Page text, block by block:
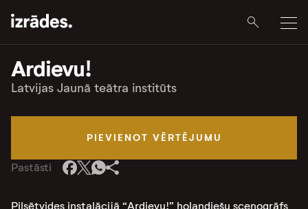
Ardievu!
Latvijas Jaunā teātra institūts
PIEVIENOT VĒRTĒJUMU
Pastāsti
Pilsētvides instalācijā “Ardievu!” holandiešu scenogrāfs